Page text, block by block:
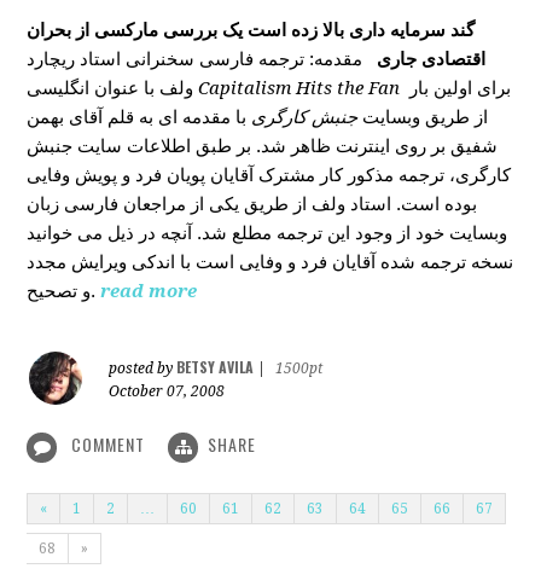
گند سرمایه داری بالا زده است یک بررسی مارکسی از بحران
اقتصادی جاری
مقدمه: ترجمه فارسی سخنرانی استاد ریچارد
ولف با عنوان انگلیسیCapitalism Hits the Fan
از طریق وبسایتجنبش کارگری با مقدمه ای به قلم آقای بهمن
شفیق بر روی اینترنت ظاهر شد. بر طبق اطلاعات سایت جنبش
کارگری، ترجمه مذکور کار مشترک آقایان پویان فرد و پویش وفایی
بوده است. استاد ولف از طریق یکی از مراجعان فارسی زبان
وبسایت خود از وجود این ترجمه مطلع شد. آنچه در ذیل می خوانید
نسخه ترجمه شده آقایان فرد و وفایی است با اندکی ویرایش مجدد
و تصحیح. read more
posted by BETSY AVILA
1500pt
October 07, 2008
COMMENT SHARE
« 1 2 60 61 62 63 64 65 66 67
68 »